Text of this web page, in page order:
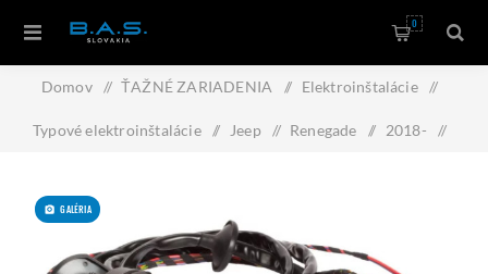
0
Domov / ŤAŽNÉ ZARIADENIA / Elektroinštalácie /
Typové elektroinštalácie / Jeep / Renegade / 2018- /
Jaeger
GALÉRIA